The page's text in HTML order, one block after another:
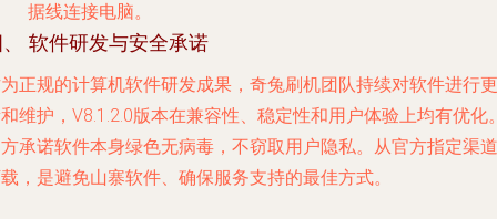
据线连接电脑。
软件研发与安全承诺
正规的计算机软件研发成果，奇兔刷机团队持续对软件进行更
维护，V8.1.2.0版本在兼容性、稳定性和用户体验上均有优化
承诺软件本身绿色无病毒，不窃取用户隐私。从官方指定渠道
，是避免山寨软件、确保服务支持的最佳方式。